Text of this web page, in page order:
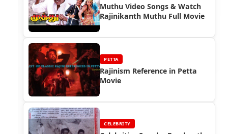
Muthu Video Songs & Watch
Rajinikanth Muthu Full Movie
PETTA
Rajinism Reference in Petta
Movie
CELEBRITY